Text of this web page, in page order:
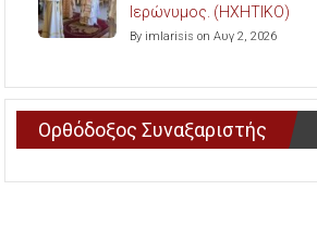
Ιερώνυμος. (ΗΧΗΤΙΚΟ)
By imlarisis on Αυγ 2, 2026
Ορθόδοξος Συναξαριστής